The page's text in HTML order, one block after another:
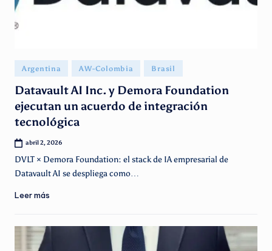
Publicado
en
Argentina AW-Colombia Brasil
Datavault AI Inc. y Demora Foundation
ejecutan un acuerdo de integración
tecnológica
abril 2, 2026
DVLT × Demora Foundation: el stack de IA empresarial de
Datavault AI se despliega como…
Leer más